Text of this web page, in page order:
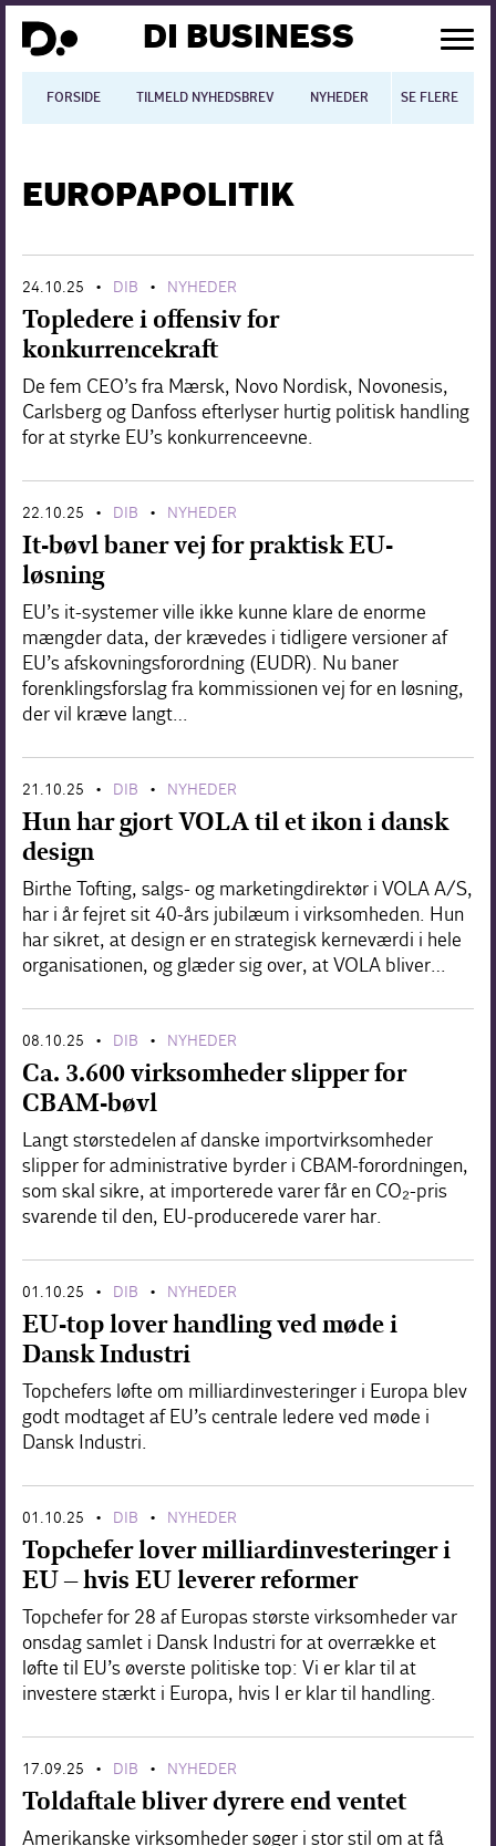
DI BUSINESS
FORSIDE TILMELD NYHEDSBREV NYHEDER BLOGS
SE FLERE
Dansk økonomi
Digitalisering
International økonomi
Arbejdsmiljø
Arbejdsmarkedet
Uddannelse
Europapolitik
Forskning
EUROPAPOLITIK
24.10.25 • DIB • NYHEDER
Topledere i offensiv for
konkurrencekraft
De fem CEO’s fra Mærsk, Novo Nordisk, Novonesis,
Carlsberg og Danfoss efterlyser hurtig politisk handling
for at styrke EU’s konkurrenceevne.
22.10.25 • DIB • NYHEDER
It-bøvl baner vej for praktisk EU-
løsning
EU’s it-systemer ville ikke kunne klare de enorme
mængder data, der krævedes i tidligere versioner af
EU’s afskovningsforordning (EUDR). Nu baner
forenklingsforslag fra kommissionen vej for en løsning,
der vil kræve langt…
21.10.25 • DIB • NYHEDER
Hun har gjort VOLA til et ikon i dansk
design
Birthe Tofting, salgs- og marketingdirektør i VOLA A/S,
har i år fejret sit 40-års jubilæum i virksomheden. Hun
har sikret, at design er en strategisk kerneværdi i hele
organisationen, og glæder sig over, at VOLA bliver…
08.10.25 • DIB • NYHEDER
Ca. 3.600 virksomheder slipper for
CBAM-bøvl
Langt størstedelen af danske importvirksomheder
slipper for administrative byrder i CBAM-forordningen,
som skal sikre, at importerede varer får en CO₂-pris
svarende til den, EU-producerede varer har.
01.10.25 • DIB • NYHEDER
EU-top lover handling ved møde i
Dansk Industri
Topchefers løfte om milliardinvesteringer i Europa blev
godt modtaget af EU’s centrale ledere ved møde i
Dansk Industri.
01.10.25 • DIB • NYHEDER
Topchefer lover milliardinvesteringer i
EU – hvis EU leverer reformer
Topchefer for 28 af Europas største virksomheder var
onsdag samlet i Dansk Industri for at overrække et
løfte til EU’s øverste politiske top: Vi er klar til at
investere stærkt i Europa, hvis I er klar til handling.
17.09.25 • DIB • NYHEDER
Toldaftale bliver dyrere end ventet
Amerikanske virksomheder søger i stor stil om at få